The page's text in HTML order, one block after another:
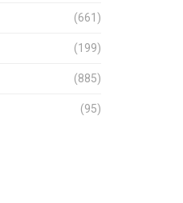
(661)
(199)
(885)
(95)